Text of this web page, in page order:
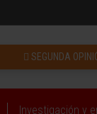
SEGUNDA
Investigación y